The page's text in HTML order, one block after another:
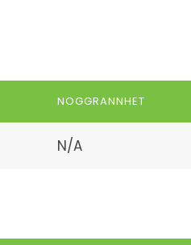
NOGGRANNHET
N/A